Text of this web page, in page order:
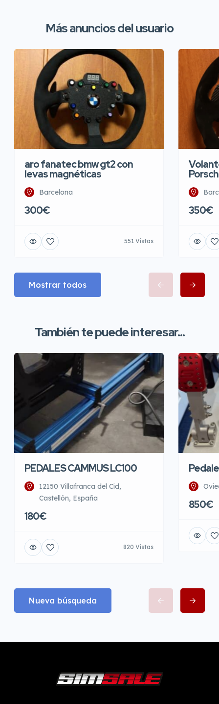
Más anuncios del usuario
aro fanatec bmw gt2 con
levas magnéticas
Barcelona
300€
551 Vistas
350€
Mostrar todos
También te puede interesar...
PEDALES CAMMUS LC100
12150 Villafranca del Cid,
Castellón, España
180€
820 Vistas
850€
Nueva búsqueda